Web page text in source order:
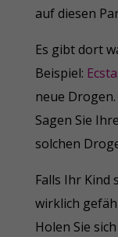
auf diesen
Es gibt dort
Beispiel:
neue Drogen.
Sagen Sie
solchen
Falls Ihr Kind
wirklich
Holen Sie